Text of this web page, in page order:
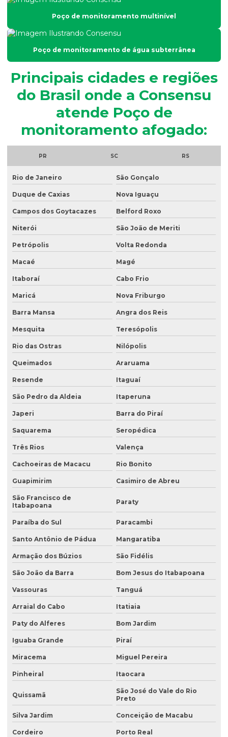
Análise granulométrica
Análise granulométrica do solo
Análise microbiológica de água
Análise microbiológica de água para consumo humano
Análise microbiológica do esgoto
Análise de ph do solo
Análise de potabilidade da água
Análise química do solo
Análise de sólidos em efluentes
Análise de solo amostragem
Análise de solo completa
Análise de solo para construção
Análise de solo contaminado
Análise de solo física
Análise de solo fósforo
Análise de solo laboratório
Análise de solo valor
Avaliação ambiental preliminar
Avaliação ambiental de terrenos com potencial de contaminação
Avaliação de área de risco ambiental e sanitária
Avaliação de áreas contaminadas
Avaliação de efluentes industriais
Avaliação de passivo ambiental
Avaliação preliminar de áreas contaminadas
Avaliação preliminar de passivo ambiental
Coleta de água
Coleta de água para análise
Coleta de água para análise físico química
Coleta de água para análise microbiológica
Coleta de água industrial
Coleta de amostra de água para análise microbiológica
Coleta de amostras de água
Coleta de amostras de água e efluentes
Poço de monitoramento multinível
Poço de monitoramento de água subterrânea
Principais cidades e regiões
do Brasil onde a Consensu
atende Poço de
monitoramento afogado:
PR SC RS
Rio de Janeiro São Gonçalo
Duque de Caxias Nova Iguaçu
Campos dos Goytacazes Belford Roxo
Niterói São João de Meriti
Petrópolis Volta Redonda
Macaé Magé
Itaboraí Cabo Frio
Maricá Nova Friburgo
Barra Mansa Angra dos Reis
Mesquita Teresópolis
Rio das Ostras Nilópolis
Queimados Araruama
Resende Itaguaí
São Pedro da Aldeia Itaperuna
Japeri Barra do Piraí
Saquarema Seropédica
Três Rios Valença
Cachoeiras de Macacu Rio Bonito
Guapimirim Casimiro de Abreu
São Francisco de
Itabapoana
Paraty
Paraíba do Sul Paracambi
Santo Antônio de Pádua Mangaratiba
Armação dos Búzios São Fidélis
São João da Barra Bom Jesus do Itabapoana
Vassouras Tanguá
Arraial do Cabo Itatiaia
Paty do Alferes Bom Jardim
Iguaba Grande Piraí
Miracema Miguel Pereira
Pinheiral Itaocara
Quissamã
São José do Vale do Rio
Preto
Silva Jardim Conceição de Macabu
Cordeiro Porto Real